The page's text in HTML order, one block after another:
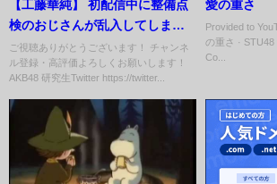
【工藤華純】 初配信中に整備点
検のおじさんが乱入してしまう
ｗ 【AKB48】
ご視聴ありがとうございます！ チャンネ
ル登録・高評価よろしくお願いします！
AKB48 研究生Twitter https://twitter...
愛の重さ
Provided to
の重さ ·
Co...